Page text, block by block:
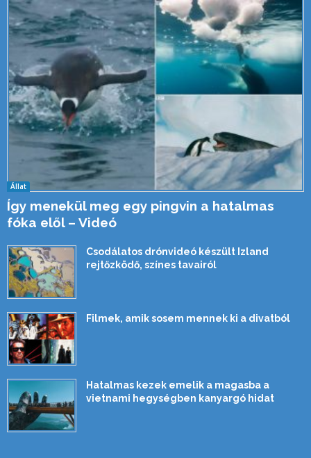
Állat
Így menekül meg egy pingvin a hatalmas
fóka elől – Videó
Csodálatos drónvideó készült Izland
rejtőzködő, színes tavairól
Filmek, amik sosem mennek ki a divatból
Hatalmas kezek emelik a magasba a
vietnami hegységben kanyargó hidat